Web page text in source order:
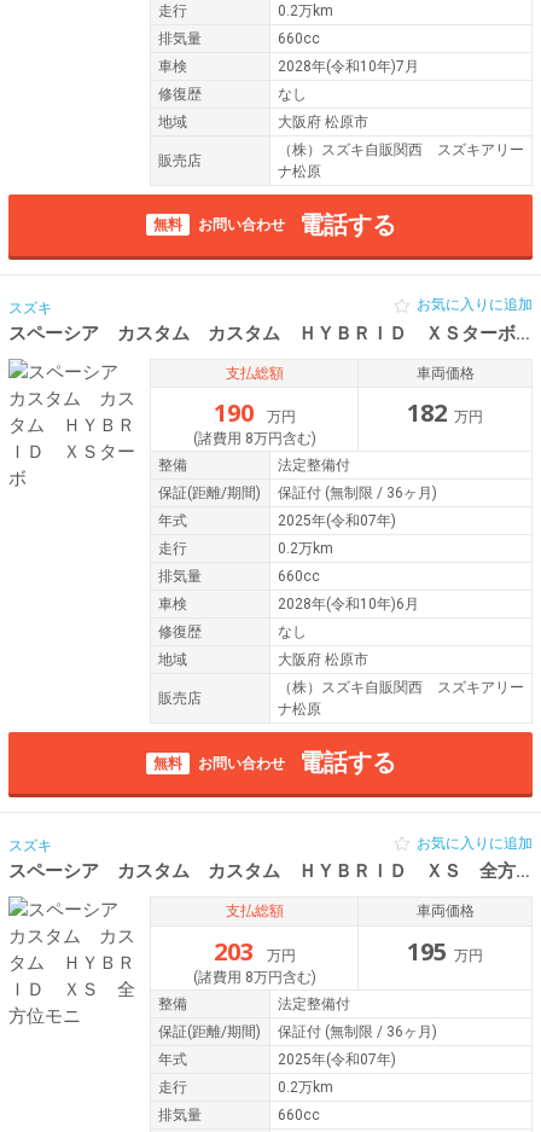
走行
0.2万km
排気量
660cc
車検
2028年(令和10年)7月
修復歴
なし
地域
大阪府 松原市
販売店
（株）スズキ自販関西 スズキアリー
ナ松原
無料 お問い合わせ 電話する
スズキ
スペーシア カスタム カスタム ＨＹＢＲＩＤ ＸＳターボ
お気に入りに追加
支払総額
190
万円
(諸費用 8万円含む)
車両価格
182 万円
整備
法定整備付
保証(距離/期間) 保証付 (無制限 / 36ヶ月)
年式
2025年(令和07年)
走行
0.2万km
排気量
660cc
車検
2028年(令和10年)6月
修復歴
なし
地域
大阪府 松原市
販売店
（株）スズキ自販関西 スズキアリー
ナ松原
無料 お問い合わせ 電話する
スズキ
スペーシア カスタム カスタム ＨＹＢＲＩＤ ＸＳ 全方位モニ
お気に入りに追加
支払総額
203
万円
(諸費用 8万円含む)
車両価格
195 万円
整備
法定整備付
保証(距離/期間) 保証付 (無制限 / 36ヶ月)
年式
2025年(令和07年)
走行
0.2万km
排気量
660cc